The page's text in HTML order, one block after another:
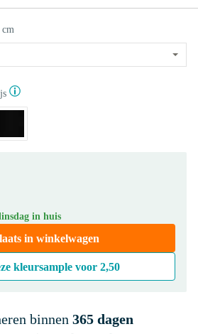
cm
in huis
in winkelwagen
kleursample voor 2,50
binnen 365 dagen